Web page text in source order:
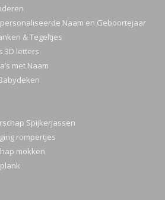
Naam en Geboortejaar
& Tegeltjes
3D letters
met Naam
Spijkerjassen
rompertjes
mokken